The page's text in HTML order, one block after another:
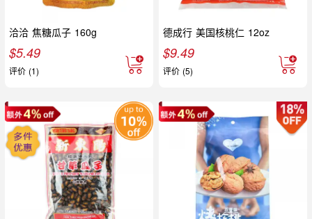
洽洽 焦糖瓜子 160g
$5.49
评价 (1)
德成行 美国核桃仁 12oz
$9.49
评价 (5)